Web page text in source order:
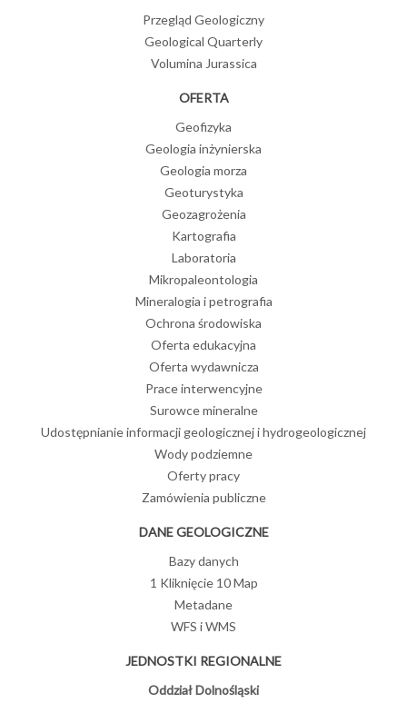
Przegląd Geologiczny
Geological Quarterly
Volumina Jurassica
OFERTA
Geofizyka
Geologia inżynierska
Geologia morza
Geoturystyka
Geozagrożenia
Kartografia
Laboratoria
Mikropaleontologia
Mineralogia i petrografia
Ochrona środowiska
Oferta edukacyjna
Oferta wydawnicza
Prace interwencyjne
Surowce mineralne
Udostępnianie informacji geologicznej i hydrogeologicznej
Wody podziemne
Oferty pracy
Zamówienia publiczne
DANE GEOLOGICZNE
Bazy danych
1 Kliknięcie 10 Map
Metadane
WFS i WMS
JEDNOSTKI REGIONALNE
Oddział Dolnośląski